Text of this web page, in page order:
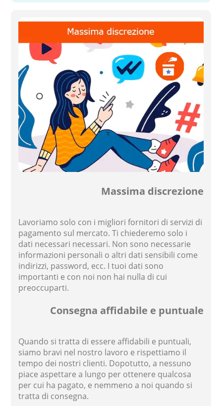
Massima discrezione
Lavoriamo solo con i migliori fornitori di servizi di
pagamento sul mercato. Ti chiederemo solo i
dati necessari necessari. Non sono necessarie
informazioni personali o altri dati sensibili come
indirizzi, password, ecc. I tuoi dati sono
importanti e con noi non hai nulla di cui
preoccuparti.
Consegna affidabile e puntuale
Quando si tratta di essere affidabili e puntuali,
siamo bravi nel nostro lavoro e rispettiamo il
tempo dei nostri clienti. Dopotutto, a nessuno
piace aspettare a lungo per ottenere qualcosa
per cui ha pagato, e nemmeno a noi quando si
tratta di consegna.